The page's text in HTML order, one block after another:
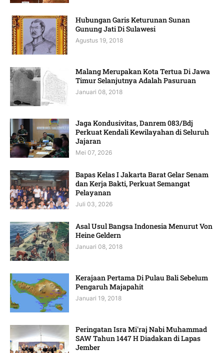
Hubungan Garis Keturunan Sunan
Gunung Jati Di Sulawesi
Agustus 19, 2018
Malang Merupakan Kota Tertua Di Jawa
Timur Selanjutnya Adalah Pasuruan
Januari 08, 2018
Jaga Kondusivitas, Danrem 083/Bdj
Perkuat Kendali Kewilayahan di Seluruh
Jajaran
Mei 07, 2026
Bapas Kelas I Jakarta Barat Gelar Senam
dan Kerja Bakti, Perkuat Semangat
Pelayanan
Juli 03, 2026
Asal Usul Bangsa Indonesia Menurut Von
Heine Geldern
Januari 08, 2018
Kerajaan Pertama Di Pulau Bali Sebelum
Pengaruh Majapahit
Januari 19, 2018
Peringatan Isra Mi'raj Nabi Muhammad
SAW Tahun 1447 H Diadakan di Lapas
Jember